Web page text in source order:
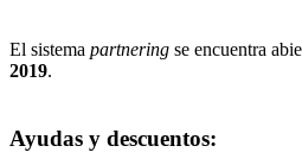
El sistema partnering se encuentra
2019.
Ayudas y descuentos: